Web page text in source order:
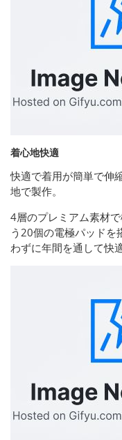
着心地快適
快適で着用が簡単で伸
地で製作。
4層のプレミアム素材
う20個の電極パッドを
わずに年間を通して快